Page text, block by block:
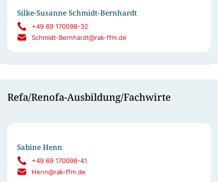
Silke-Susanne Schmidt-Bernhardt
+49 69 170098-32
Schmidt-Bernhardt@rak-ffm.de
Refa/Renofa-Ausbildung/Fachwirte
Sabine Henn
+49 69 170098-41
Henn@rak-ffm.de